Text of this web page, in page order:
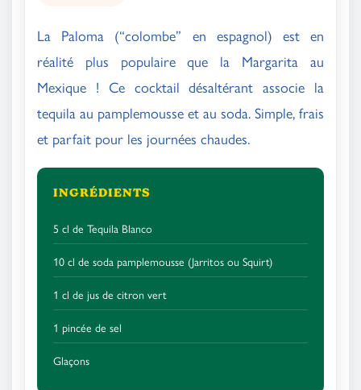
La Paloma (“colombe” en espagnol) est en
réalité plus populaire que la Margarita au
Mexique ! Ce cocktail désaltérant associe la
tequila au pamplemousse et au soda. Simple, frais
et parfait pour les journées chaudes.
INGRÉDIENTS
5 cl de Tequila Blanco
10 cl de soda pamplemousse (Jarritos ou Squirt)
1 cl de jus de citron vert
1 pincée de sel
Glaçons